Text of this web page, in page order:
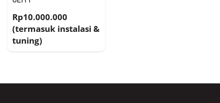
Rp10.000.000
(termasuk instalasi &
tuning)